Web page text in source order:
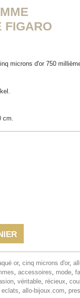
FIGARO
microns d'or 750
cm.
or, cinq microns d'or,
accessoires mode,
, véritable, récieux
eclats allo-bijoux.com